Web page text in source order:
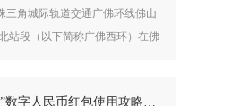
三角城际轨道交通广佛环线佛山
站段（以下简称广佛西环）在佛
“乐购深圳”数字人民币红包使用攻略来啦